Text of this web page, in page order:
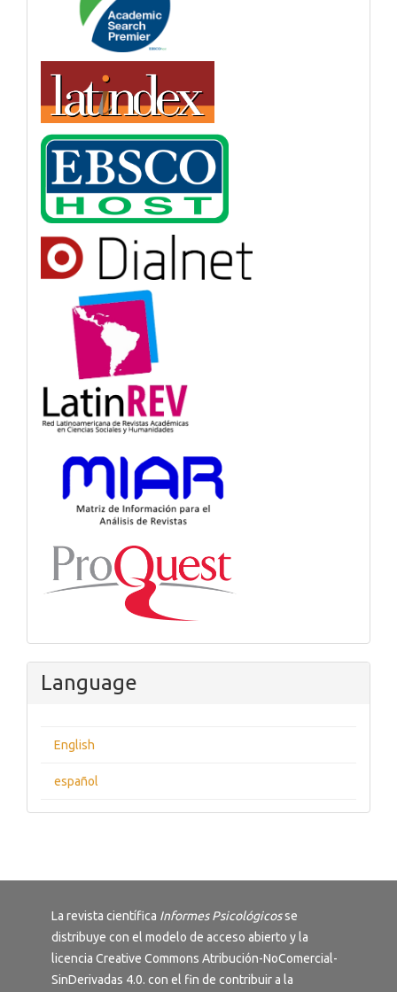
Language
English
español
La revista científica Informes Psicológicosse
distribuye con el modelo de acceso abierto y la
licencia Creative Commons Atribución-NoComercial-
SinDerivadas 4.0. con el fin de contribuir a la